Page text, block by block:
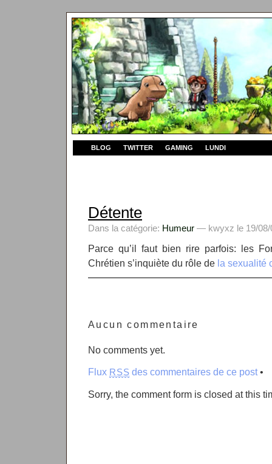
BLOG TWITTER GAMING LUNDI
Détente
Dans la catégorie: Humeur — kwyxz le 19/08/
Parce qu’il faut bien rire parfois: les
Chrétien s’inquiète du rôle de la sexualité
Aucun commentaire
No comments yet.
Flux RSS des commentaires de ce post•
Sorry, the comment form is closed at this